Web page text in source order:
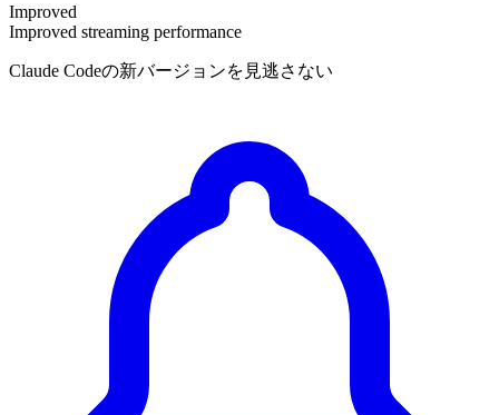
Improved
Improved streaming performance
Claude Codeの新バージョンを見逃さない